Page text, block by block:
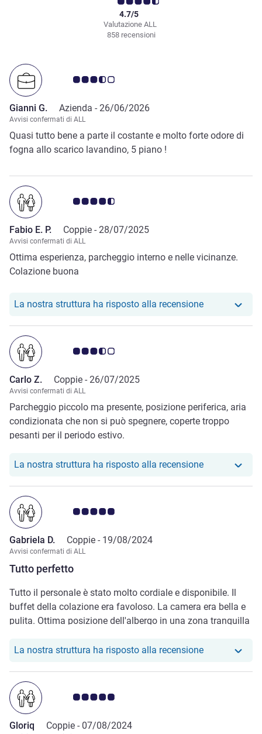
Valutazione ALL
4.7/5
858 recensioni
Giudizio clienti 3.5/5
Gianni G. Azienda - 26/06/2026
Avvisi confermati di ALL
Quasi tutto bene a parte il costante e molto forte odore di
fogna allo scarico lavandino, 5 piano !
Giudizio clienti 4.5/5
Fabio E. P. Coppie - 28/07/2025
Avvisi confermati di ALL
Ottima esperienza, parcheggio interno e nelle vicinanze.
Colazione buona
La nostra struttura ha risposto alla recensioneIl nostro hotel
Giudizio clienti 3.5/5
Carlo Z. Coppie - 26/07/2025
Avvisi confermati di ALL
Parcheggio piccolo ma presente, posizione periferica, aria
condizionata che non si può spegnere, coperte troppo
pesanti per il periodo estivo.
La nostra struttura ha risposto alla recensioneIl nostro hotel
Tutto perfetto
Giudizio clienti 5.0/5
Gabriela D. Coppie - 19/08/2024
Avvisi confermati di ALL
Tutto il personale è stato molto cordiale e disponibile. Il
buffet della colazione era favoloso. La camera era bella e
pulita. Ottima posizione dell'albergo in una zona tranquilla
disposizione.
La nostra struttura ha risposto alla recensioneIl nostro hotel
Giudizio clienti 5.0/5
Gloriq Coppie - 07/08/2024